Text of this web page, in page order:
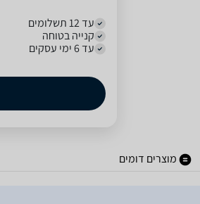
עד 12 תשלומים
קנייה בטוחה
עד 6 ימי עסקים
מוצרים דומים